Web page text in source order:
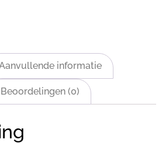
informatie
Beoordelingen (0)